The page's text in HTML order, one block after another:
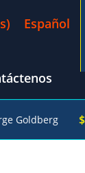
) Español
$1,025,000